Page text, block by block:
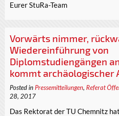
Eurer StuRa-Team
Vorwärts nimmer,
Wiedereinführung von
Diplomstudiengängen
kommt archäologischer
Posted inPressemitteilungen, Referat
28, 2017
Das Rektorat der TU Chemnitz